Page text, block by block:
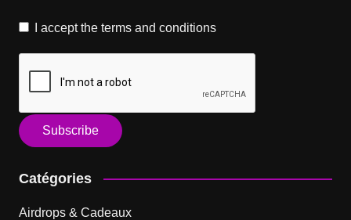
I accept the terms and conditions
Catégories
Airdrops & Cadeaux